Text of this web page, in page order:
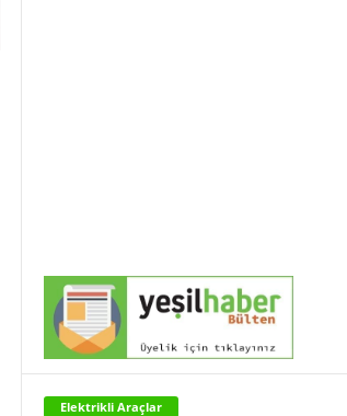
Elektrikli Araçlar